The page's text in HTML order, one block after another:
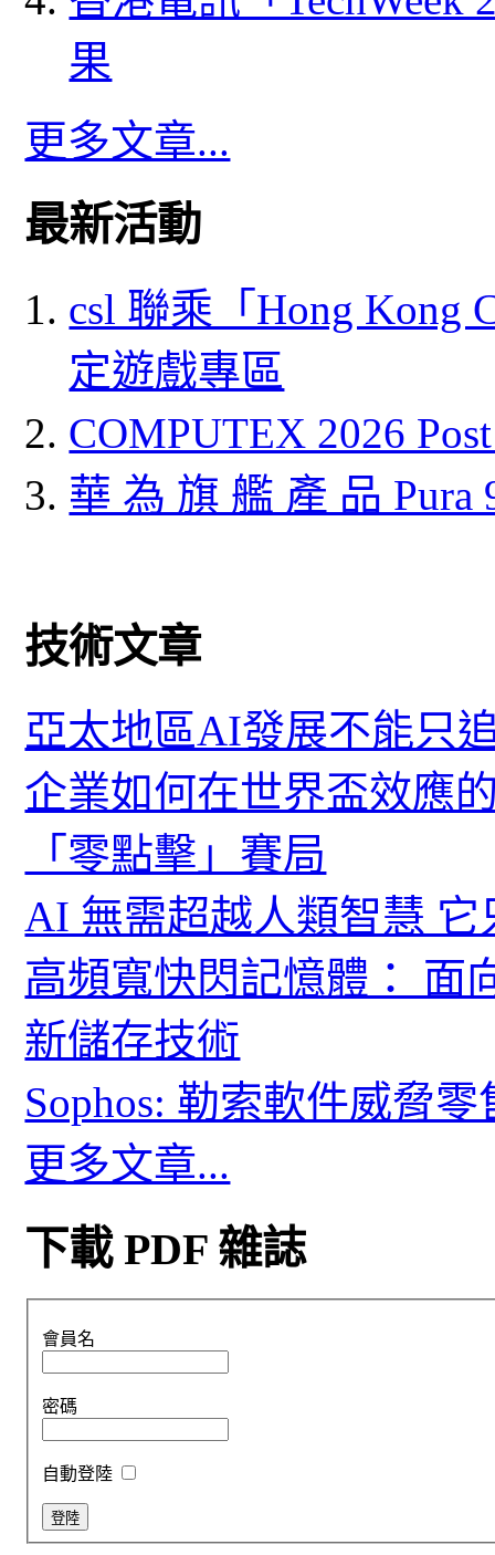
果
更多文章...
最新活動
csl 聯乘「Hong Kong
定遊戲專區
COMPUTEX 2026
華 為 旗 艦 產 品 Pura
技術文章
亞太地區AI發展不能只
企業如何在世界盃效應
「零點擊」賽局
AI 無需超越人類智慧
高頻寬快閃記憶體： 面
新儲存技術
Sophos: 勒索軟件威脅
更多文章...
下載 PDF 雜誌
會員名
密碼
自動登陸